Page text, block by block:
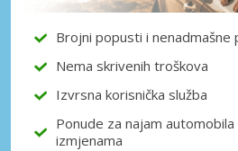
Brojni popusti i nenadmašne
Nema skrivenih troškova
Izvrsna korisnička služba
Ponude za najam
izmjenama